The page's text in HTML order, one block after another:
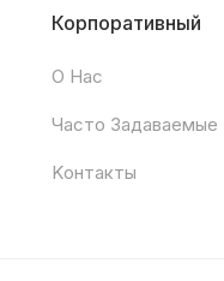
Корпоративный
О Нас
Часто Задаваемые
Kонтакты